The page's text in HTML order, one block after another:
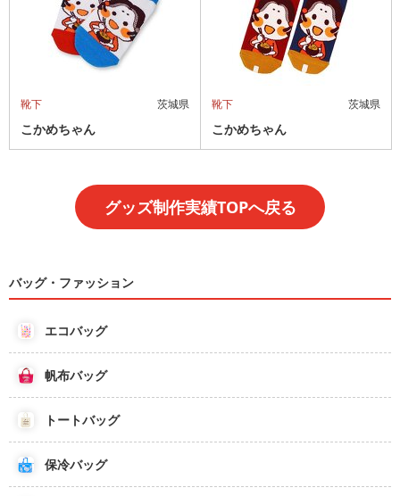
靴下 茨城県
こかめちゃん
靴下 茨城県
こかめちゃん
グッズ制作実績TOPへ戻る
バッグ・ファッション
エコバッグ
帆布バッグ
トートバッグ
保冷バッグ